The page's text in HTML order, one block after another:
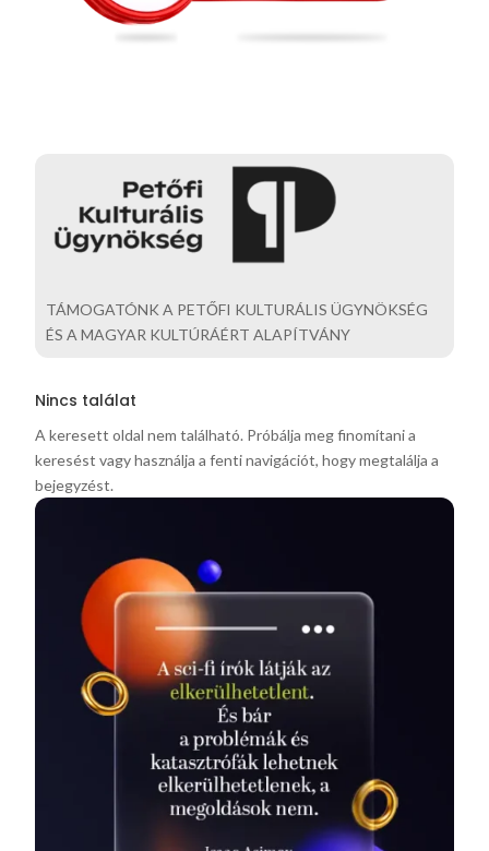
TÁMOGATÓNK A PETŐFI KULTURÁLIS ÜGYNÖKSÉG
ÉS A MAGYAR KULTÚRÁÉRT ALAPÍTVÁNY
Nincs találat
A keresett oldal nem található. Próbálja meg finomítani a
keresést vagy használja a fenti navigációt, hogy megtalálja a
bejegyzést.